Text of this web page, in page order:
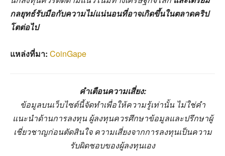
กลยุทธ์รับมือกับความไม่แน่นอนที่อาจเกิดขึ้นในตลาดคริป
โตต่อไป
แหล่งที่มา: CoinGape
คำเตือนความเสี่ยง:
ข้อมูลบนเว็บไซต์นี้จัดทำเพื่อให้ความรู้เท่านั้น ไม่ใช่คำ
แนะนำด้านการลงทุน ผู้ลงทุนควรศึกษาข้อมูลและปรึกษาผู้
เชี่ยวชาญก่อนตัดสินใจ ความเสี่ยงจากการลงทุนเป็นความ
รับผิดชอบของผู้ลงทุนเอง